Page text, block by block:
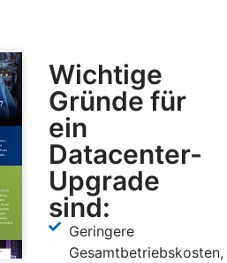
Wichtige
Gründe für
ein
Datacenter-
Upgrade
sind:
Geringere
Gesamtbetriebskosten,